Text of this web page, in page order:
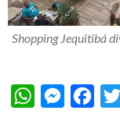
Shopping Jequitibá
WhatsAppMessenger